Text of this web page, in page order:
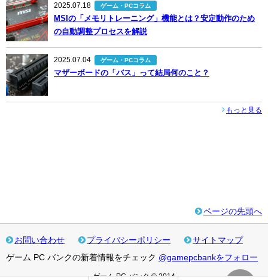
2025.07.18 ゲーム・PCコラム
MSIの「メモリトレーニング」機能とは？安定動作のため
の自動調整プロセスを解説
2025.07.04 ゲーム・PCコラム
マザーボードの「バス」って結局何のこと？
もっと見る
ページの先頭へ
お問い合わせ プライバシーポリシー
サイトマップ
ゲーム PC バンクの新着情報をチェック @gamepcbankをフォロー
ゲーム PC バンク © 2014